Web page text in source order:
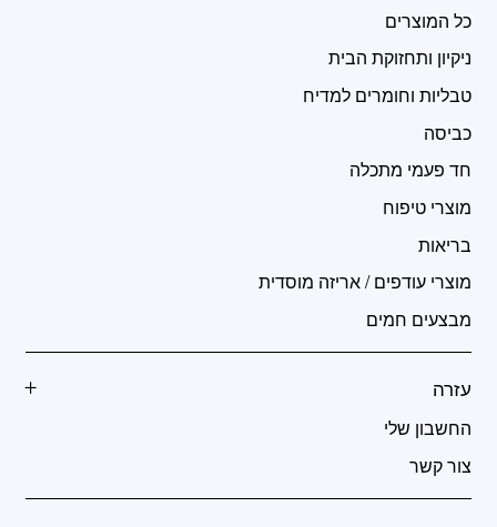
כל המוצרים
ניקיון ותחזוקת הבית
טבליות וחומרים למדיח
כביסה
חד פעמי מתכלה
מוצרי טיפוח
בריאות
מוצרי עודפים / אריזה מוסדית
מבצעים חמים
עזרה
החשבון שלי
צור קשר